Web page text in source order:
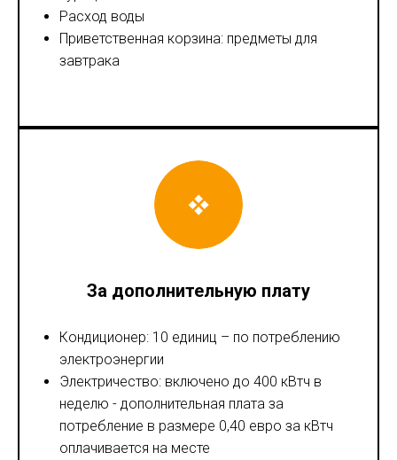
Расход воды
Приветственная корзина: предметы для
завтрака
За дополнительную плату
Кондиционер: 10 единиц – по потреблению
электроэнергии
Электричество: включено до 400 кВтч в
неделю - дополнительная плата за
потребление в размере 0,40 евро за кВтч
оплачивается на месте